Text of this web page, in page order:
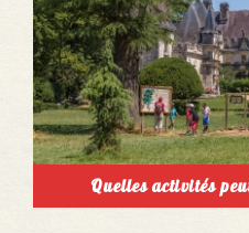
Quelles activités